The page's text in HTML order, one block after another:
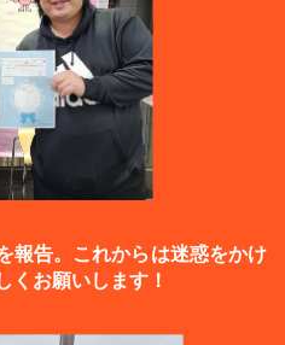
報告。これからは迷惑をかけ
くお願いします！